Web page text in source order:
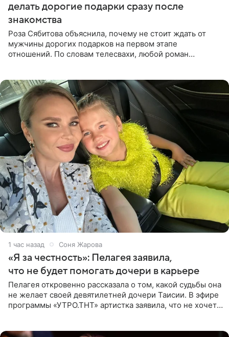
делать дорогие подарки сразу после
знакомства
Роза Сябитова объяснила, почему не стоит ждать от
мужчины дорогих подарков на первом этапе
отношений. По словам телесвахи, любой роман
1 час назад Соня Жарова
«Я за честность»: Пелагея заявила,
что не будет помогать дочери в карьере
Пелагея откровенно рассказала о том, какой судьбы она
не желает своей девятилетней дочери Таисии. В эфире
программы «УТРО.ТНТ» артистка заявила, что не хочет